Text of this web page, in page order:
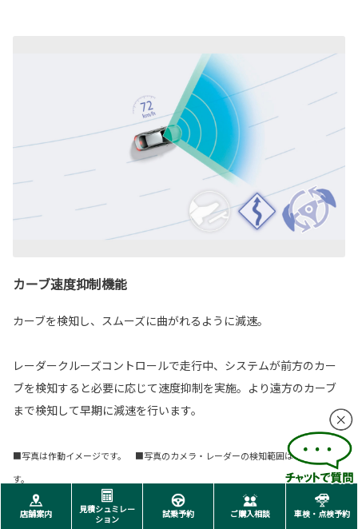
カーブ速度抑制機能
カーブを検知し、スムーズに曲がれるように減速。
レーダークルーズコントロールで走行中、システムが前方のカー
ブを検知すると必要に応じて速度抑制を実施。より遠方のカーブ
まで検知して早期に減速を行います。
■写真は作動イメージです。 ■写真のカメラ・レーダーの検知範囲はイメージで
す。
店舗案内
見積シュミレー
ション
試乗予約 ご購入相談 車検・点検予約